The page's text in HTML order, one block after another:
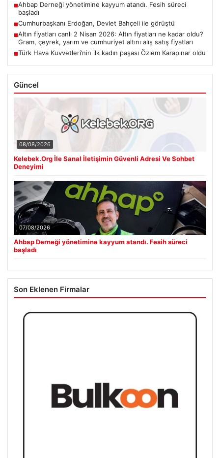
■Ahbap Derneği yönetimine kayyum atandı. Fesih süreci
başladı
■Cumhurbaşkanı Erdoğan, Devlet Bahçeli ile görüştü
■Altın fiyatları canlı 2 Nisan 2026: Altın fiyatları ne kadar oldu?
Gram, çeyrek, yarım ve cumhuriyet altını alış satış fiyatları
■Türk Hava Kuvvetleri’nin ilk kadın paşası Özlem Karapınar oldu
Güncel
08/08/2026
Kelebek.Org İle Sanal İletişimin Güvenli Adresi Ve Sohbet
Deneyimi
07/08/2026
Ahbap Derneği yönetimine kayyum atandı. Fesih süreci
başladı
Son Eklenen Firmalar